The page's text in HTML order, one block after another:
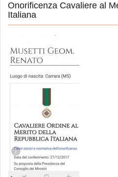
Onorificenza Cavaliere al
Italiana